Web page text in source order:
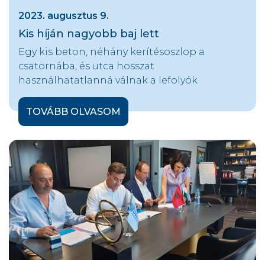
2023. augusztus 9.
Kis híján nagyobb baj lett
Egy kis beton, néhány kerítésoszlop a
csatornába, és utca hosszat
használhatatlanná válnak a lefolyók
TOVÁBB OLVASOM